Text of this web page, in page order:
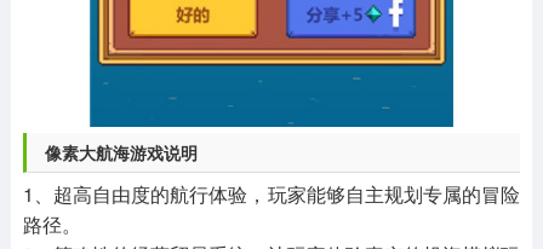
像素大航海游戏说明
1、超高自由度的航行体验，玩家能够自主规划专属的冒险
路径。